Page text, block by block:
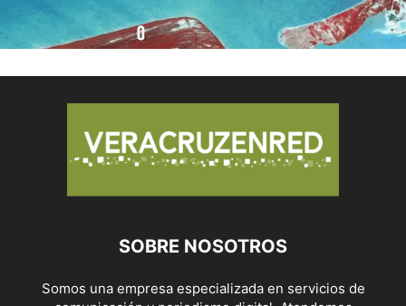
SOBRE NOSOTROS
Somos una empresa especializada en servicios de